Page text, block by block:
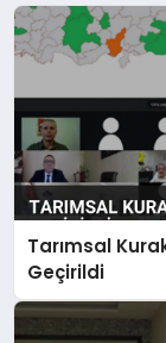
Tarımsal
Geçirildi